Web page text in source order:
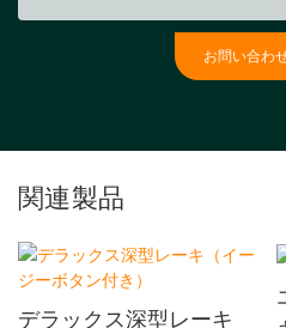
お問い合わ
関連製品
デラックス深型レーキ